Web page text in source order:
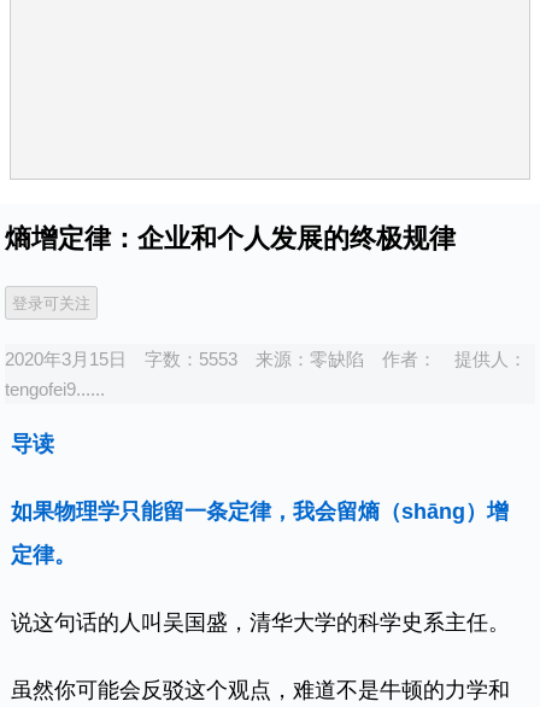
熵增定律：企业和个人发展的终极规律
2020年3月15日 字数：5553 来源： 零缺陷 作者：
提供人：
tengofei9......
导读
如果物理学只能留一条定律，我会留熵（shāng）增
定律。
说这句话的人叫吴国盛，清华大学的科学史系主任。
虽然你可能会反驳这个观点，难道不是牛顿的力学和